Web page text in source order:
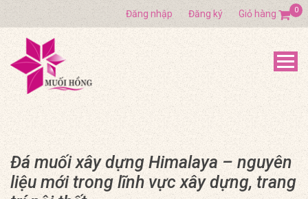
Đăng nhập Đăng ký Giỏ hàng 0
Đá muối xây dựng Himalaya – nguyên
liệu mới trong lĩnh vực xây dựng, trang